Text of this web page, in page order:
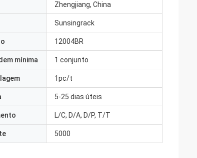
Zhengjiang, China
Sunsingrack
12004BR
mínima 1 conjunto
1pc/t
5-25 dias úteis
L/C, D/A, D/P, T/T
5000